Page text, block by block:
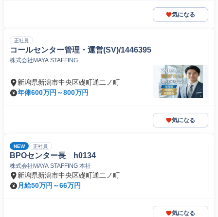
気になる
正社員
コールセンター管理・運営(SV)/1446395
株式会社MAYA STAFFING
新潟県新潟市中央区礎町通二ノ町
年俸600万円～800万円
気になる
NEW 正社員
BPOセンター長 h0134
株式会社MAYA STAFFING 本社
新潟県新潟市中央区礎町通二ノ町
月給50万円～66万円
気になる